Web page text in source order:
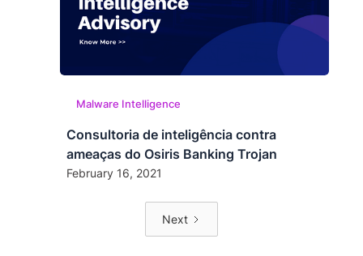
Malware Intelligence
Consultoria de inteligência contra
ameaças do Osiris Banking Trojan
February 16, 2021
Next